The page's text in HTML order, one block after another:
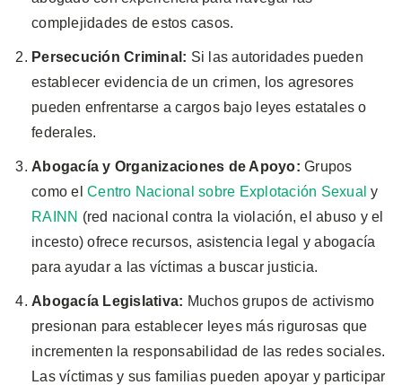
complejidades de estos casos.
Persecución Criminal: Si las autoridades pueden
establecer evidencia de un crimen, los agresores
pueden enfrentarse a cargos bajo leyes estatales o
federales.
Abogacía y Organizaciones de Apoyo: Grupos
como el Centro Nacional sobre Explotación Sexual y
RAINN (red nacional contra la violación, el abuso y el
incesto) ofrece recursos, asistencia legal y abogacía
para ayudar a las víctimas a buscar justicia.
Abogacía Legislativa: Muchos grupos de activismo
presionan para establecer leyes más rigurosas que
incrementen la responsabilidad de las redes sociales.
Las víctimas y sus familias pueden apoyar y participar